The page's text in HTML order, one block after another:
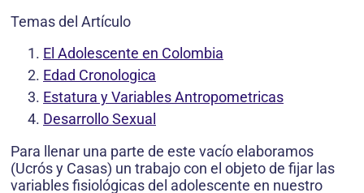
Temas del Artículo
El Adolescente en Colombia
Edad Cronologica
Estatura y Variables Antropometricas
Desarrollo Sexual
Para llenar una parte de este vacío elaboramos
(Ucrós y Casas) un trabajo con el objeto de fijar las
variables fisiológicas del adolescente en nuestro